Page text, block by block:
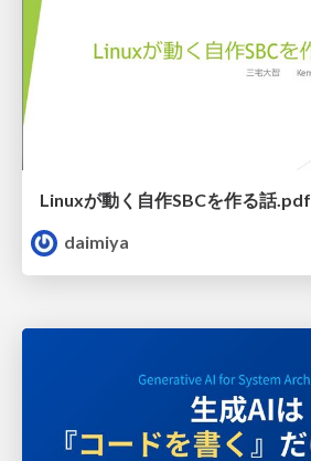
Linuxが動く自作SBCを作る話.pdf
daimiya